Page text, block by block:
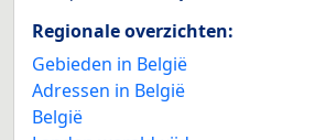
Regionale overzichten:
Gebieden in België
Adressen in België
België